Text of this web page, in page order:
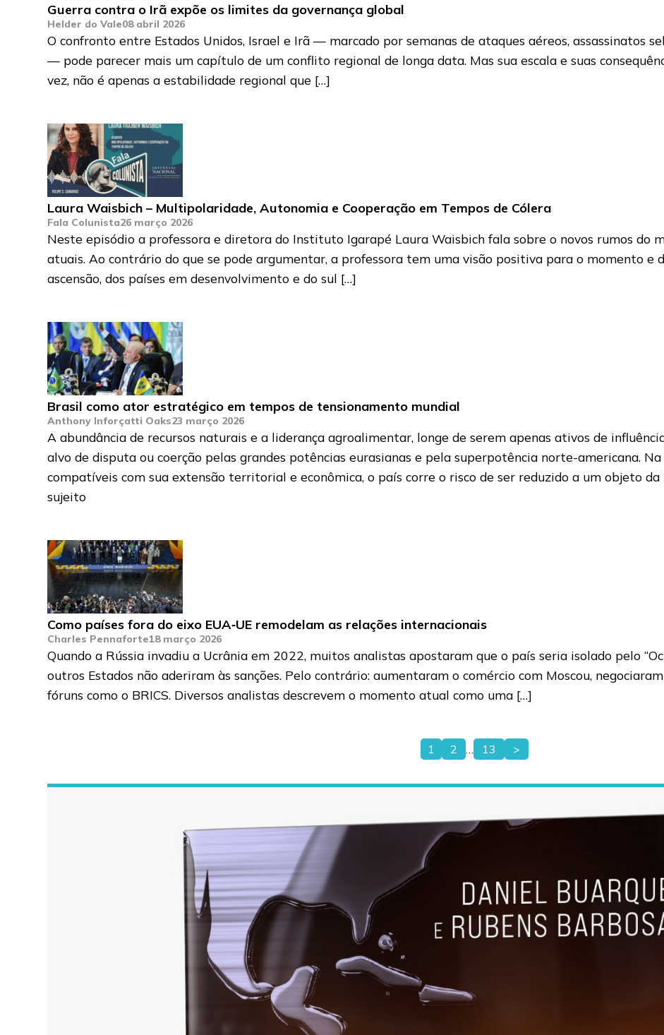
Guerra contra o Irã expõe os limites da governança global
Helder do Vale08 abril 2026
O confronto entre Estados Unidos, Israel e Irã — marcado por semanas de ataques aéreos, assassinatos
— pode parecer mais um capítulo de um conflito regional de longa data. Mas sua escala e suas
vez, não é apenas a estabilidade regional que […]
Laura Waisbich – Multipolaridade, Autonomia e Cooperação em Tempos de Cólera
Fala Colunista26 março 2026
Neste episódio a professora e diretora do Instituto Igarapé Laura Waisbich fala sobre o novos rumos do
atuais. Ao contrário do que se pode argumentar, a professora tem uma visão positiva para o momento e
ascensão, dos países em desenvolvimento e do sul […]
Brasil como ator estratégico em tempos de tensionamento mundial
Anthony Inforçatti Oaks23 março 2026
A abundância de recursos naturais e a liderança agroalimentar, longe de serem apenas ativos de
alvo de disputa ou coerção pelas grandes potências eurasianas e pela superpotência norte-americana.
compatíveis com sua extensão territorial e econômica, o país corre o risco de ser reduzido a um objeto
sujeito
Como países fora do eixo EUA‑UE remodelam as relações internacionais
Charles Pennaforte18 março 2026
Quando a Rússia invadiu a Ucrânia em 2022, muitos analistas apostaram que o país seria isolado pelo
outros Estados não aderiram às sanções. Pelo contrário: aumentaram o comércio com Moscou,
fóruns como o BRICS. Diversos analistas descrevem o momento atual como uma […]
Paginação
de
1 2 13 >